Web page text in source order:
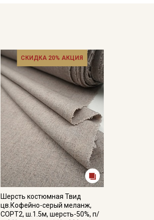
СКИДКА 20% АКЦИЯ
Шерсть костюмная Твид
цв.Кофейно-серый меланж,
СОРТ2, ш.1.5м, шерсть-50%, п/